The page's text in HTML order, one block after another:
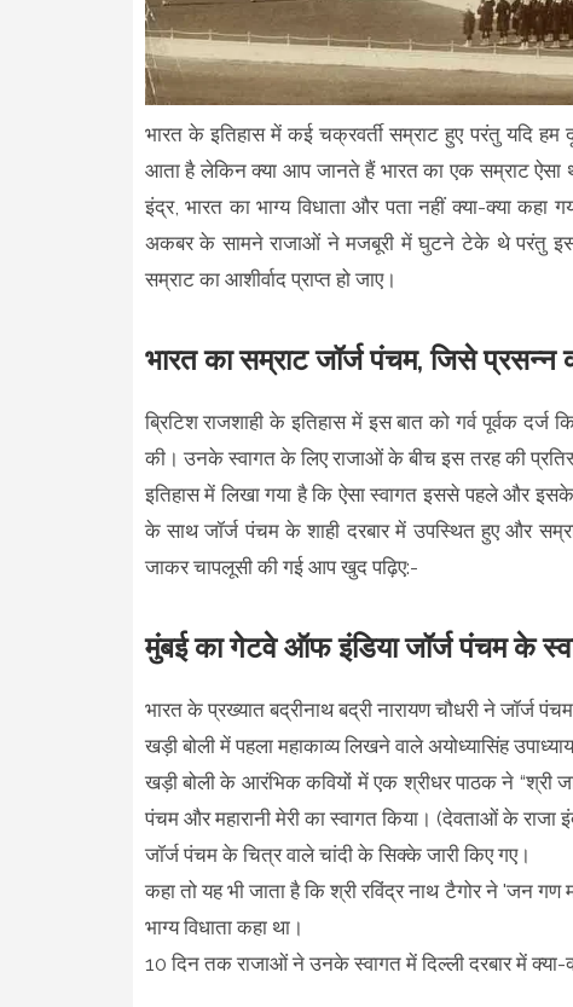
भारत के इतिहास में कई चक्रवर्ती सम्राट हुए परंतु यदि
आता है लेकिन क्या आप जानते हैं भारत का एक सम्राट ऐसा
इंद्र, भारत का भाग्य विधाता और पता नहीं क्या-क्या
अकबर के सामने राजाओं ने मजबूरी में घुटने टेके थे परंतु इस
सम्राट का आशीर्वाद प्राप्त हो जाए।
भारत का सम्राट जॉर्ज पंचम, जिसे प्रसन्न
ब्रिटिश राजशाही के इतिहास में इस बात को गर्व पूर्वक
की। उनके स्वागत के लिए राजाओं के बीच इस तरह की
इतिहास में लिखा गया है कि ऐसा स्वागत इससे पहले और इसके
के साथ जॉर्ज पंचम के शाही दरबार में उपस्थित हुए और
जाकर चापलूसी की गई आप खुद पढ़िए:-
मुंबई का गेटवे ऑफ इंडिया जॉर्ज पंचम के
भारत के प्रख्यात बद्रीनाथ बद्री नारायण चौधरी ने जॉर्ज
खड़ी बोली में पहला महाकाव्य लिखने वाले अयोध्यासिंह
खड़ी बोली के आरंभिक कवियों में एक श्रीधर पाठक ने “श्री
पंचम और महारानी मेरी का स्वागत किया। (देवताओं के राजा
जॉर्ज पंचम के चित्र वाले चांदी के सिक्के जारी किए गए।
कहा तो यह भी जाता है कि श्री रविंद्र नाथ टैगोर ने 'जन
भाग्य विधाता कहा था।
10 दिन तक राजाओं ने उनके स्वागत में दिल्ली दरबार में